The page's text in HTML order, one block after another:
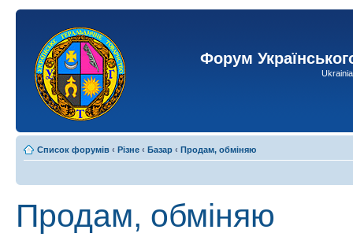
Форум
Список форумів ‹ Різне ‹ Базар ‹ Продам, обміняю
Продам, обміняю